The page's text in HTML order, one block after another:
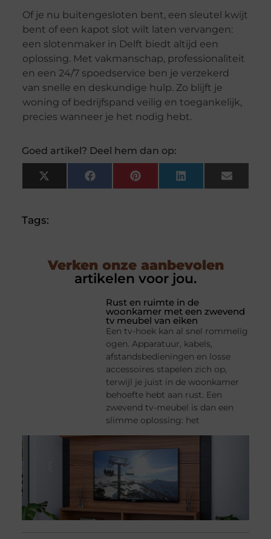
Of je nu buitengesloten bent, een sleutel kwijt
bent of een kapot slot wilt laten vervangen:
een slotenmaker in Delft biedt altijd een
oplossing. Met vakmanschap, professionaliteit
en een 24/7 spoedservice ben je verzekerd
van snelle en deskundige hulp. Zo blijft je
woning of bedrijfspand veilig en toegankelijk,
precies wanneer je het nodig hebt.
Goed artikel? Deel hem dan op:
X
(Twitter)
FacebookPinterestLinkedInEmail
Tags:
Verken onze aanbevolen
artikelen voor jou.
Rust en ruimte in de
woonkamer met een zwevend
tv meubel van eiken
Een tv-hoek kan al snel rommelig
ogen. Apparatuur, kabels,
afstandsbedieningen en losse
accessoires stapelen zich op,
terwijl je juist in de woonkamer
behoefte hebt aan rust. Een
zwevend tv-meubel is dan een
slimme oplossing: het